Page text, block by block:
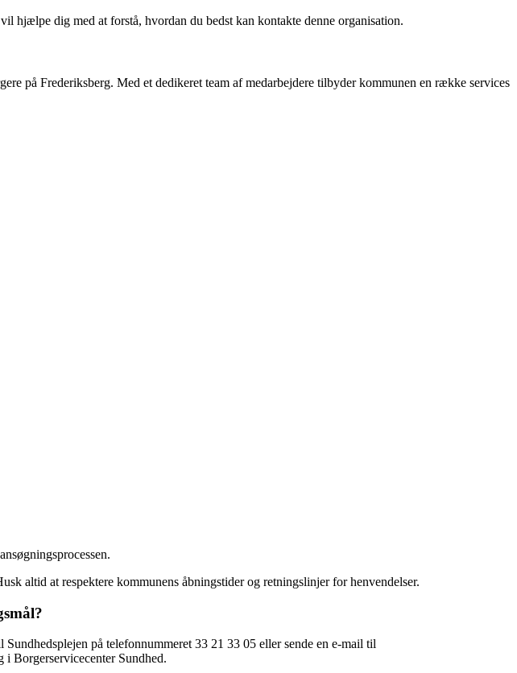
hjælpe dig med at forstå, hvordan du bedst kan kontakte denne organisation.
på Frederiksberg. Med et dedikeret team af medarbejdere tilbyder kommunen en række services
altid at respektere kommunens åbningstider og retningslinjer for henvendelser.
på telefonnummeret 33 21 33 05 eller sende en e-mail til
i Borgerservicecenter Sundhed.